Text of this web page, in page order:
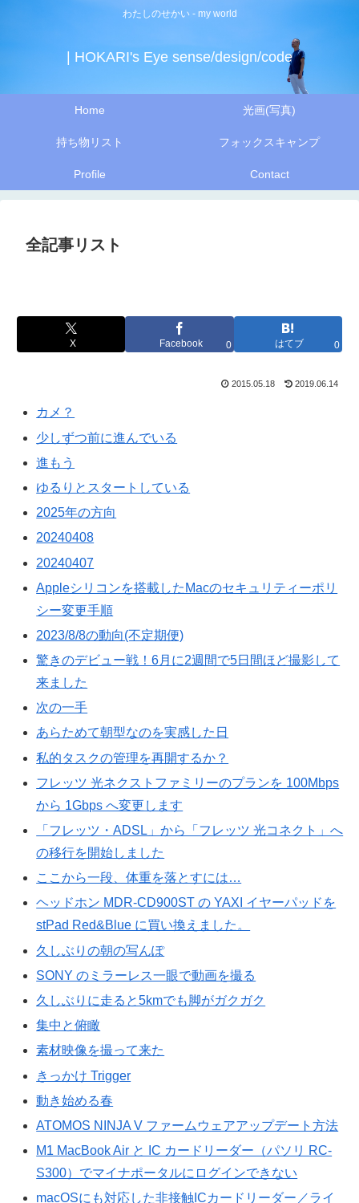
わたしのせかい - my world
| HOKARI's Eye sense/design/code
Home 光画(写真)
持ち物リスト フォックスキャンプ
Profile Contact
全記事リスト
X Facebook 0 はてブ 0
2015.05.18 2019.06.14
カメ？
少しずつ前に進んでいる
進もう
ゆるりとスタートしている
2025年の方向
20240408
20240407
Appleシリコンを搭載したMacのセキュリティーポリ
シー変更手順
2023/8/8の動向(不定期便)
驚きのデビュー戦！6月に2週間で5日間ほど撮影して
来ました
次の一手
あらためて朝型なのを実感した日
私的タスクの管理を再開するか？
フレッツ 光ネクストファミリーのプランを 100Mbps
から 1Gbps へ変更します
「フレッツ・ADSL」から「フレッツ 光コネクト」へ
の移行を開始しました
ここから一段、体重を落とすには…
ヘッドホン MDR-CD900ST の YAXI イヤーパッドを
stPad Red&Blue に買い換えました。
久しぶりの朝の写んぽ
SONY のミラーレス一眼で動画を撮る
久しぶりに走ると5kmでも脚がガクガク
集中と俯瞰
素材映像を撮って来た
きっかけ Trigger
動き始める春
ATOMOS NINJA V ファームウェアアップデート方法
M1 MacBook Air と IC カードリーダー（パソリ RC-
S300）でマイナポータルにログインできない
macOSにも対応した非接触ICカードリーダー／ライ